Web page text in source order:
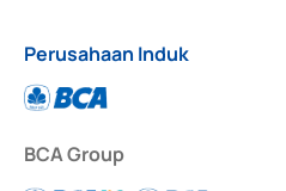
Perusahaan Induk
BCA Group